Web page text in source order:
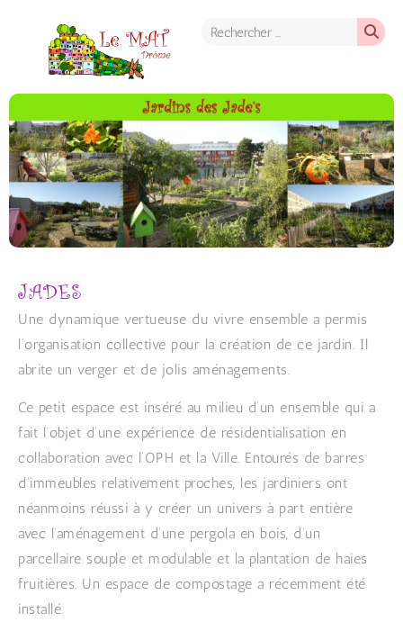
JADES
Une dynamique vertueuse du vivre ensemble a permis
l’organisation collective pour la création de ce jardin. Il
abrite un verger et de jolis aménagements.
Ce petit espace est inséré au milieu d’un ensemble qui a
fait l’objet d’une expérience de résidentialisation en
collaboration avec l’OPH et la Ville. Entourés de barres
d’immeubles relativement proches, les jardiniers ont
néanmoins réussi à y créer un univers à part entière
avec l’aménagement d’une pergola en bois, d’un
parcellaire souple et modulable et la plantation de haies
fruitières. Un espace de compostage a récemment été
installé.